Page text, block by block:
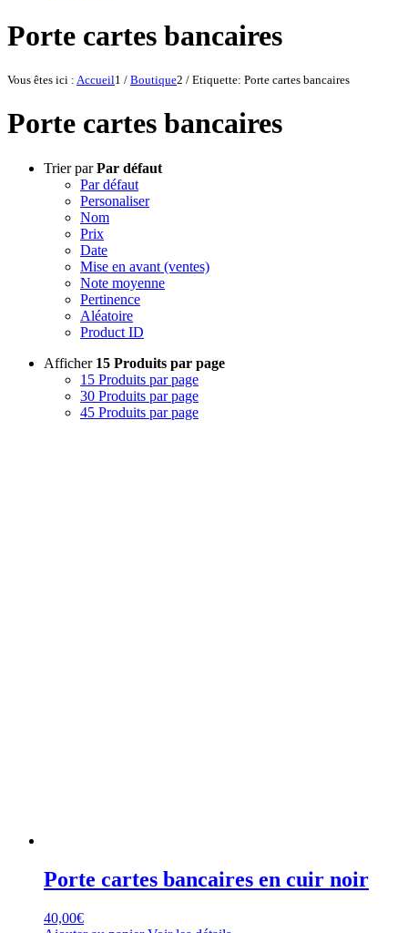
Porte cartes bancaires
Vous êtes ici : Accueil1 / Boutique2 / Etiquette: Porte cartes bancaires
Porte cartes bancaires
Trier parPar défaut
Par défaut
Personaliser
Nom
Prix
Date
Mise en avant (ventes)
Note moyenne
Pertinence
Aléatoire
Product ID
Afficher 15 Produits par page
15 Produits par page
30 Produits par page
45 Produits par page
Porte cartes bancaires en cuir noir
40,00€